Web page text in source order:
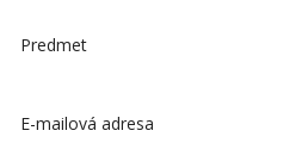
Predmet
E-mailová adresa